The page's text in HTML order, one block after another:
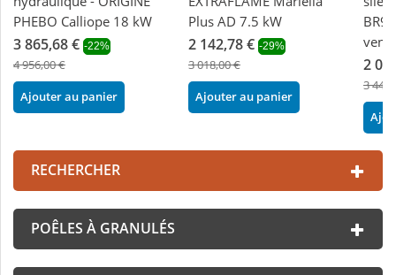
PHEBO Calliope 18 kW
3 865,68 € -22%
4 956,00 €
Ajouter au panier
Plus AD 7.5 kW
2 142,78 € -29%
3 018,00 €
Ajouter au panier
BR9
2
3
RECHERCHER
POÊLES À GRANULÉS